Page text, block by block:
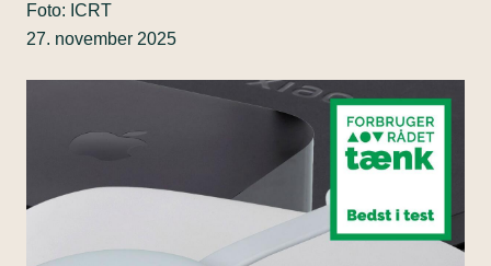
Foto: ICRT
27. november 2025